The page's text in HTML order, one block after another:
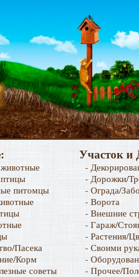
питомцы
Пасека
Корм
советы
Участок и
-
- Дорожки/
- Ограда/
- Ворота
- Внешние
- Гараж/
- Растения/
- Своими
-
- Прочее/